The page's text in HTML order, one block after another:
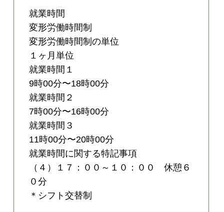
就業時間
変形労働時間制
変形労働時間制の単位
１ヶ月単位
就業時間１
9時00分〜18時00分
就業時間２
7時00分〜16時00分
就業時間３
11時00分〜20時00分
就業時間に関する特記事項
（４）１７：００～１０：００ 休憩６
０分
＊シフト交替制